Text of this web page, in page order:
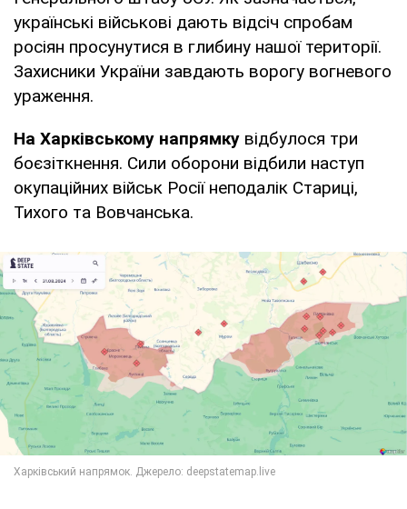
українські військові дають відсіч спробам
росіян просунутися в глибину нашої території.
Захисники України завдають ворогу вогневого
ураження.
На Харківському напрямку відбулося три
боєзіткнення. Сили оборони відбили наступ
окупаційних військ Росії неподалік Стариці,
Тихого та Вовчанська.